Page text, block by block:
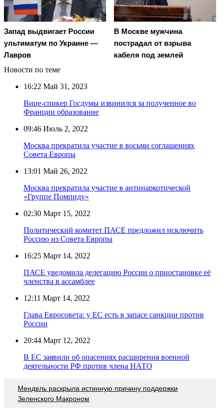
Запад выдвигает России
ультиматум по Украине —
Лавров
В Москве мужчина
пострадал от взрыва
кабеля под землей
Новости по теме
16:22 Май 31, 2023
Вице-спикер Госдумы извинился за полученное во
Франции образование
09:46 Июль 2, 2022
Москва прекратила участие в восьми соглашениях
Совета Европы
13:01 Май 26, 2022
Москва прекратила участие в антинаркотической
«Группе Помпиду»
02:30 Март 15, 2022
Политический комитет ПАСЕ предложил исключить
Россию из Совета Европы
16:25 Март 14, 2022
ПАСЕ уведомила делегацию России о приостановке её
членства в ассамблее
12:11 Март 14, 2022
Глава Евросовета: у ЕС есть в запасе санкции против
России
20:44 Март 12, 2022
В ЕС заявили об опасениях расширения военной
деятельности РФ против члена НАТО
Мендель раскрыла истинную причину поддержки
Зеленского Макроном